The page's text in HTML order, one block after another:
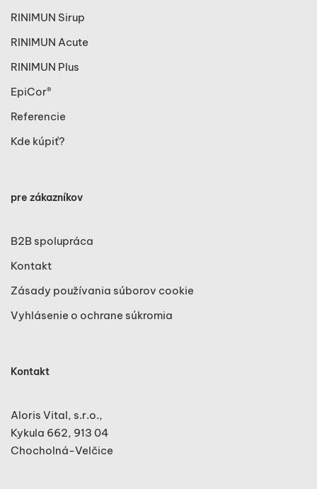
RINIMUN Sirup
RINIMUN Acute
RINIMUN Plus
EpiCor®
Referencie
Kde kúpiť?
pre zákazníkov
B2B spolupráca
Kontakt
Zásady používania súborov cookie
Vyhlásenie o ochrane súkromia
Kontakt
Aloris Vital, s.r.o.,
Kykula 662, 913 04
Chocholná-Velčice